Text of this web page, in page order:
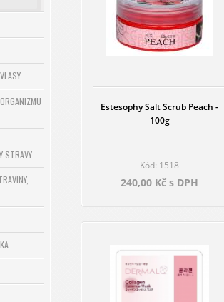
STRAVY
Estesophy Salt Scrub Peach -
100g
Kód: 1518
240,00 Kč s DPH